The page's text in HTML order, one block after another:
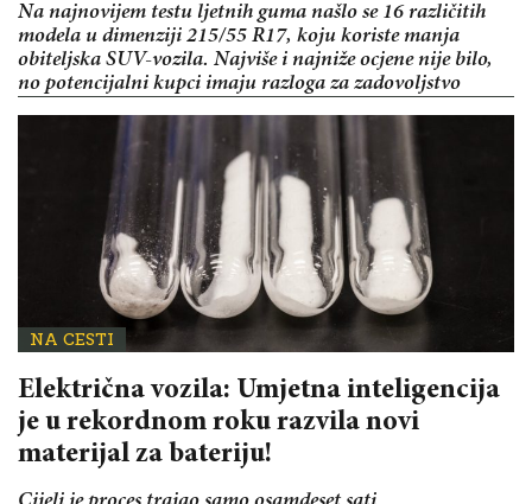
Na najnovijem testu ljetnih guma našlo se 16 različitih
modela u dimenziji 215/55 R17, koju koriste manja
obiteljska SUV-vozila. Najviše i najniže ocjene nije bilo,
no potencijalni kupci imaju razloga za zadovoljstvo
NA CESTI
Električna vozila: Umjetna inteligencija
je u rekordnom roku razvila novi
materijal za bateriju!